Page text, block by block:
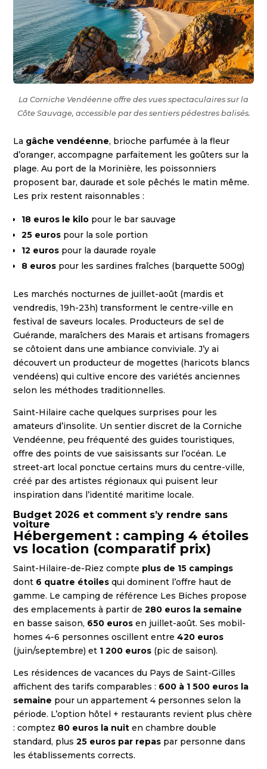
La Corniche Vendéenne offre des vues spectaculaires sur la
Côte Sauvage, accessible par des sentiers pédestres balisés.
La gâche vendéenne, brioche parfumée à la fleur
d’oranger, accompagne parfaitement les goûters sur la
plage. Au port de la Morinière, les poissonniers
proposent bar, daurade et sole pêchés le matin même.
Les prix restent raisonnables :
18 euros le kilo pour le bar sauvage
25 euros pour la sole portion
12 euros pour la daurade royale
8 euros pour les sardines fraîches (barquette 500g)
Les marchés nocturnes de juillet-août (mardis et
vendredis, 19h-23h) transforment le centre-ville en
festival de saveurs locales. Producteurs de sel de
Guérande, maraîchers des Marais et artisans fromagers
se côtoient dans une ambiance conviviale. J’y ai
découvert un producteur de mogettes (haricots blancs
vendéens) qui cultive encore des variétés anciennes
selon les méthodes traditionnelles.
Saint-Hilaire cache quelques surprises pour les
amateurs d’insolite. Un sentier discret de la Corniche
Vendéenne, peu fréquenté des guides touristiques,
offre des points de vue saisissants sur l’océan. Le
street-art local ponctue certains murs du centre-ville,
créé par des artistes régionaux qui puisent leur
inspiration dans l’identité maritime locale.
Budget 2026 et comment s’y rendre sans
voiture
Hébergement : camping 4 étoiles
vs location (comparatif prix)
Saint-Hilaire-de-Riez compte plus de 15 campings
dont 6 quatre étoiles qui dominent l’offre haut de
gamme. Le camping de référence Les Biches propose
des emplacements à partir de280 euros la semaine
en basse saison, 650 euros en juillet-août. Ses mobil-
homes 4-6 personnes oscillent entre420 euros
(juin/septembre) et 1 200 euros (pic de saison).
Les résidences de vacances du Pays de Saint-Gilles
affichent des tarifs comparables : 600 à 1 500 euros la
semaine pour un appartement 4 personnes selon la
période. L’option hôtel + restaurants revient plus chère
: comptez 80 euros la nuit en chambre double
standard, plus25 euros par repas par personne dans
les établissements corrects.